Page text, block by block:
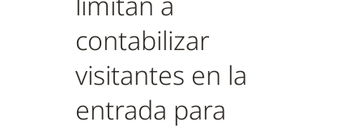
contabilizar
visitantes en la
entrada para